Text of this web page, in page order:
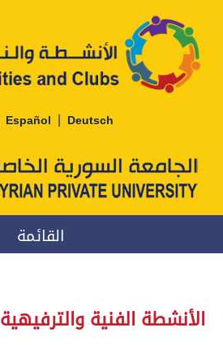
Español | Deutsch
القائمة
الأنشطة الفنية والترفيهية